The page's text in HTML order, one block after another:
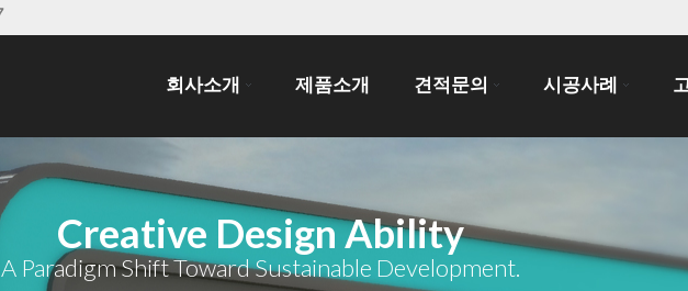
회사소개 제품소개 견적문의 시공사례
Creative Design Ability
A Paradigm Shift Toward Sustainable Development.